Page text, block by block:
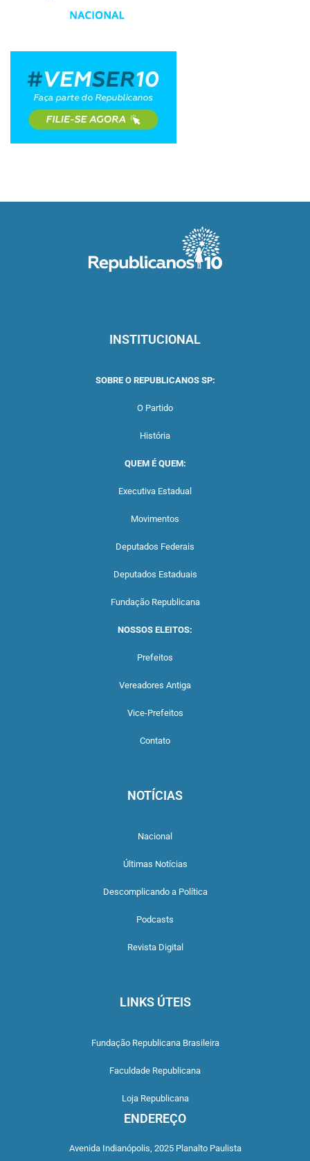
INSTITUCIONAL
SOBRE O REPUBLICANOS SP:
O Partido
História
QUEM É QUEM:
Executiva Estadual
Movimentos
Deputados Federais
Deputados Estaduais
Fundação Republicana
NOSSOS ELEITOS:
Prefeitos
Vereadores Antiga
Vice-Prefeitos
Contato
NOTÍCIAS
Nacional
Últimas Notícias
Descomplicando a Política
Podcasts
Revista Digital
LINKS ÚTEIS
Fundação Republicana Brasileira
Faculdade Republicana
Loja Republicana
ENDEREÇO
Avenida Indianópolis, 2025 Planalto Paulista